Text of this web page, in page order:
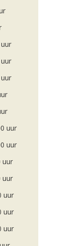
uur
uur
uur
uur
uur
uur
uur